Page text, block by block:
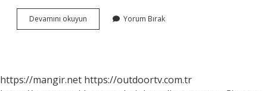
Devamını okuyun
Mu
Yorum Bırak
https://mangir.net https://outdoortv.com.tr